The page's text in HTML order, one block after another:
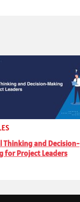
Thinking and Decision-
for Project Leaders